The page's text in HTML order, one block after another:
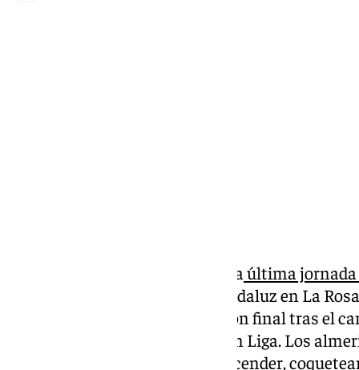
Este fin de semana tiene lugar laúltima jornada
parón navideño. Habrá derbi andaluz en La
de Funes buscan poner el colofón final tras el
de momento no se ha perdido en Liga. Los
de la pomada de la lucha por ascender,